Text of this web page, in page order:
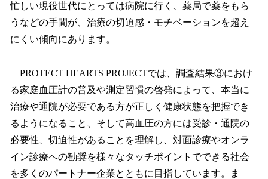
忙しい現役世代にとっては病院に行く、薬局で薬をもら
うなどの手間が、治療の切迫感・モチベーションを超え
にくい傾向にあります。
PROTECT HEARTS PROJECTでは、調査結果③におけ
る家庭血圧計の普及や測定習慣の啓発によって、本当に
治療や通院が必要である方が正しく健康状態を把握でき
るようになること、そして高血圧の方には受診・通院の
必要性、切迫性があることを理解し、対面診療やオンラ
イン診療への勧奨を様々なタッチポイントでできる社会
を多くのパートナー企業とともに目指しています。ま